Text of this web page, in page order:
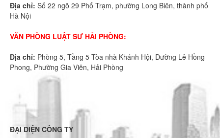
Địa chỉ: Số 22 ngõ 29 Phố Trạm, phường Long Biên, thành phố
Hà Nội
VĂN PHÒNG LUẬT SƯ HẢI PHÒNG:
Địa chỉ: Phòng 5, Tầng 5 Tòa nhà Khánh Hội, Đường Lê Hồng
Phong, Phường Gia Viên, Hải Phòng
ĐẠI DIỆN CÔNG TY